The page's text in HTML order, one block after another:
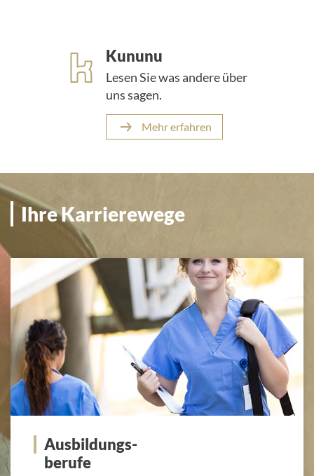
Kununu
Lesen Sie was andere über
uns sagen.
Mehr erfahren
Ihre Karrierewege
Ausbildungs-
berufe